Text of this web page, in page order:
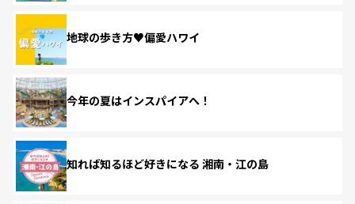
地球の歩き方♥偏愛ハワイ
今年の夏はインスパイアへ！
知れば知るほど好きになる 湘南・江の島